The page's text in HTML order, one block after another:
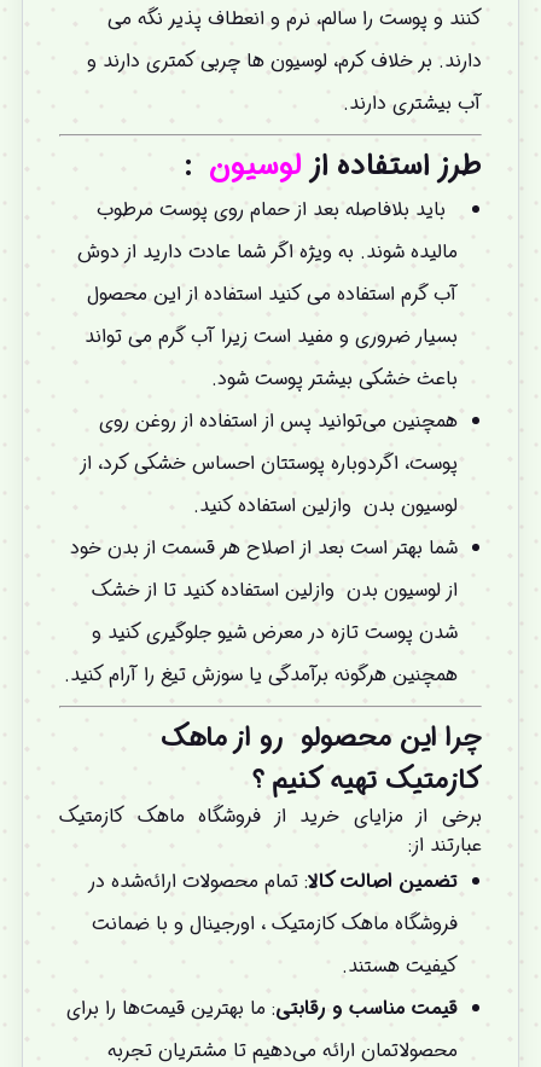
کنند و پوست را سالم، نرم و انعطاف پذیر نگه می
دارند. بر خلاف کرم، لوسیون ها چربی کمتری دارند و
آب بیشتری دارند.
طرز استفاده ازلوسیون :
باید بلافاصله بعد از حمام روی پوست مرطوب
مالیده شوند. به ویژه اگر شما عادت دارید از دوش
آب گرم استفاده می کنید استفاده از این محصول
بسیار ضروری و مفید است زیرا آب گرم می تواند
باعث خشکی بیشتر پوست شود.
همچنین می‌توانید پس از استفاده از روغن روی
پوست، اگردوباره پوستتان احساس خشکی کرد، از
لوسیون بدن وازلین استفاده کنید.
شما بهتر است بعد از اصلاح هر قسمت از بدن خود
از لوسیون بدن وازلین استفاده کنید تا از خشک
شدن پوست تازه در معرض شیو جلوگیری کنید و
همچنین هرگونه برآمدگی یا سوزش تیغ را آرام کنید.
چرا این محصولو رو از ماهک
کازمتیک تهیه کنیم ؟
برخی از مزایای خرید از فروشگاه ماهک کازمتیک
عبارتند از:
تضمین اصالت کالا: تمام محصولات ارائه‌شده در
فروشگاه ماهک کازمتیک ، اورجینال و با ضمانت
کیفیت هستند.
قیمت مناسب و رقابتی: ما بهترین قیمت‌ها را برای
محصولاتمان ارائه می‌دهیم تا مشتریان تجربه